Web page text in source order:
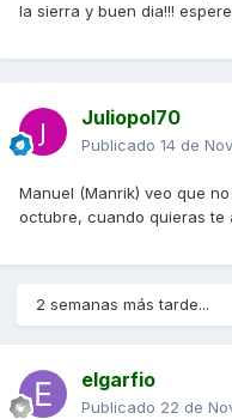
la sierra y buen dia!!!
Juliopol70
Publicado 14 de
Manuel (Manrik) veo que
octubre, cuando quieras te
2 semanas más tarde...
elgarfio
Publicado 22 de